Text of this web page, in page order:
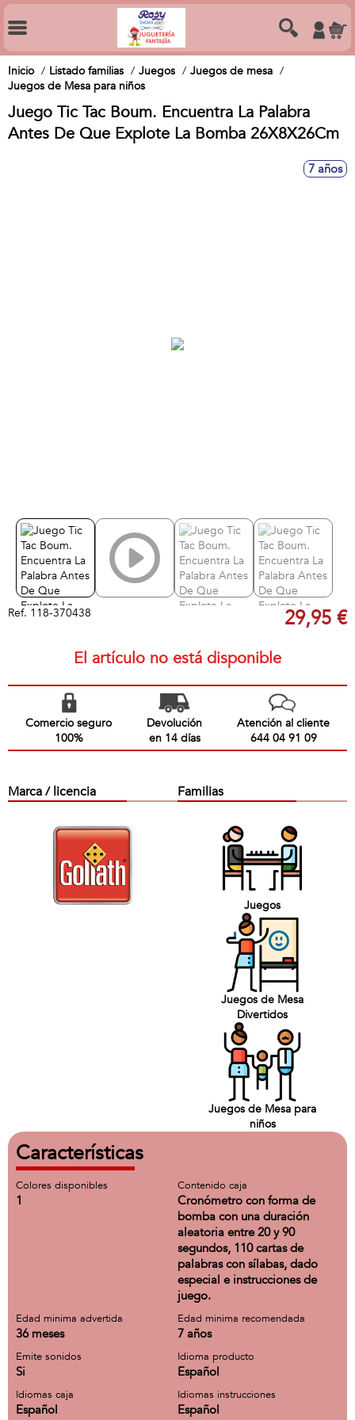
Inicio Listado familias Juegos
Juegos de mesa
Juegos de Mesa para niños
Juego Tic Tac Boum. Encuentra La Palabra
Antes De Que Explote La Bomba 26X8X26Cm
7 años
Ref. 118-370438 29,95 €
El artículo no está disponible
Comercio seguro
100%
Devolución
en 14 días
Atención al cliente
644 04 91 09
Marca / licencia Familias
Juegos
Juegos de Mesa
Divertidos
Juegos de Mesa para
niños
Características
Colores disponibles
1
Contenido caja
Cronómetro con forma de
bomba con una duración
aleatoria entre 20 y 90
segundos, 110 cartas de
palabras con sílabas, dado
especial e instrucciones de
juego.
Edad minima advertida
36 meses
Edad minima recomendada
7 años
Emite sonidos
Si
Idioma producto
Español
Idiomas caja
Español
Idiomas instrucciones
Español